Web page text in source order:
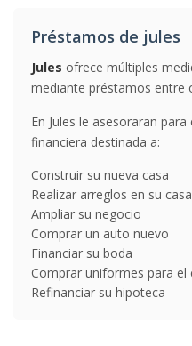
Préstamos de jules
Jules ofrece múltiples
mediante préstamos entre
En Jules le asesoraran
financiera destinada a:
Construir su nueva casa
Realizar arreglos en su casa
Ampliar su negocio
Comprar un auto nuevo
Financiar su boda
Comprar uniformes para el
Refinanciar su hipoteca